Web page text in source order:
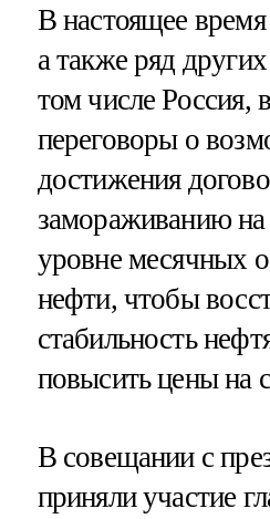
В настоящее
а также ряд
том числе Россия,
переговоры о
достижения
замораживанию
уровне месячных
нефти, чтобы
стабильность
повысить цены на
В совещании с
приняли участие